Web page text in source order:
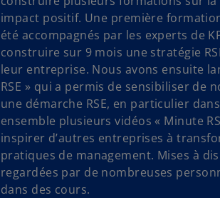
impact positif. Une première
été accompagnés par les experts de
construire sur 9 mois une stratégie
leur entreprise. Nous avons ensuite
RSE » qui a permis de sensibiliser de
une démarche RSE, en particulier
ensemble plusieurs vidéos « Minute
inspirer d’autres entreprises à
pratiques de management. Mises à
regardées par de nombreuses
dans des cours.